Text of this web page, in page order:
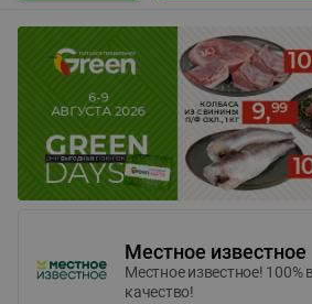
Местное известное
Местное известное! 100%
качество!